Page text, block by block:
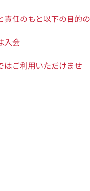
責任のもと以下の目的の
入会
はご利用いただけませ